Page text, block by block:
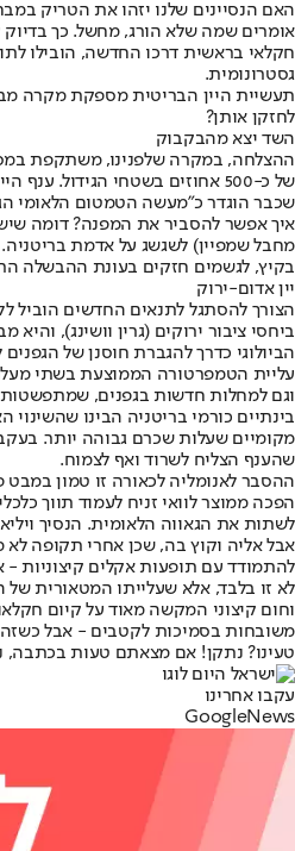
האם הנסיינים שלנו יזהו את הטריק
אומרים שמה שלא הורג, מחשל. כך
חקלאי בראשית דרכו החדשה, הובילו
גסטרונומית.
תעשיית היין הבריטית מספקת מקרה
לחזקן אותן?
השד יצא מהבקבוק
שכבר הוגדר כ"מעשה הטמטום הלאומי
מחבל שמפיין) לשגשג על אדמת
בקיץ, לגשמים חזקים בעונת ההבשלה
יין אדום-ירוק
הצורך להסתגל לתנאים החדשים הוביל
ביחסי ציבור ירוקים (גרין וושינג),
הביולוגי כדרך להגברת חוסנן של
עליית הטמפרטורה הממוצעת בשתי
וגם למחלות חדשות בגפנים,
בינתיים כורמי בריטניה הבינו
מקומיים שעלות שכרם גבוהה יותר.
שהענף הצליח לשרוד ואף לצמוח.
ההסבר לאנומליה לכאורה זו טמון במבט
הפכה ממוצר לוואי זניח לעמוד תווך
לשתות את הגאווה הלאומית. הנסיך ויליאם
אבל אליה וקוץ בה, שכן אחרי תקופה
להתמודד עם תופעות אקלים קיצוניות -
לא זו בלבד, אלא שעלייתו המטאורית של
וחום קיצוני המקשה מאוד על קיום
משובחות בסמיכות לקטבים - אבל כשזה
טעינו? נתקן! אם מצאתם טעות
עקבו אחרינו
Googl eNews